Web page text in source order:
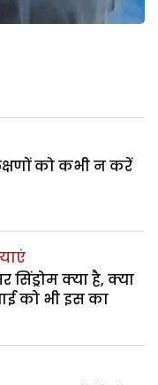
को कभी न करें
क्या है, क्या
को भी इस का